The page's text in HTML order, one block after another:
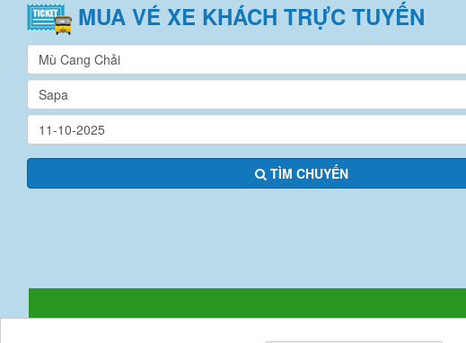
MUA VÉ XE KHÁCH TRỰC TUYẾN
TÌM CHUYẾN